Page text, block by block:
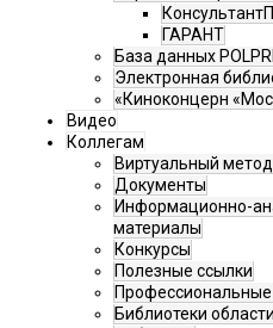
ГАРАНТ
База данных
Электронная
«Киноконцерн
Видео
Коллегам
Виртуальный
Документы
Информационно-
материалы
Конкурсы
Полезные ссылки
Библиотеки области